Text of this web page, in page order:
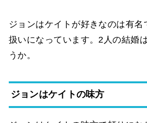
ジョンはケイトが好きなのは有名
扱いになっています。2人の結婚
うか。
ジョンはケイトの味方